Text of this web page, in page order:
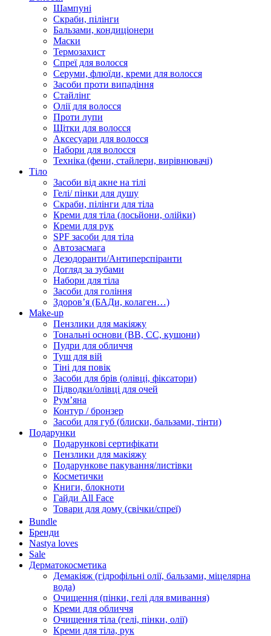
Шампуні
Скраби, пілінги
Бальзами, кондиціонери
Маски
Термозахист
Спреї для волосся
Серуми, флюїди, креми для волосся
Засоби проти випадіння
Стайлінг
Олії для волосся
Проти лупи
Щітки для волосся
Аксесуари для волосся
Набори для волосся
Техніка (фени, стайлери, вирівнювачі)
Тіло
Засоби від акне на тілі
Гелі/ пінки для душу
Скраби, пілінги для тіла
Креми для тіла (лосьйони, олійки)
Креми для рук
SPF засоби для тіла
Автозасмага
Дезодоранти/Антиперспіранти
Догляд за зубами
Набори для тіла
Засоби для гоління
Здоровʼя (БАДи, колаген…)
Make-up
Пензлики для макіяжу
Тональні основи (BB, CC, кушони)
Пудри для обличчя
Туш для вій
Тіні для повік
Засоби для брів (олівці, фіксатори)
Підводки/олівці для очей
Румʼяна
Контур / бронзер
Засоби для губ (блиски, бальзами, тінти)
Подарунки
Подарункові сертифікати
Пензлики для макіяжу
Подарункове пакування/листівки
Косметички
Книги, блокноти
Гайди All Face
Товари для дому (свічки/спреї)
Bundle
Бренди
Nastya loves
Sale
Дерматокосметика
Демакіяж (гідрофільні олії, бальзами, міцелярна
вода)
Очищення (пінки, гелі для вмивання)
Креми для обличчя
Очищення тіла (гелі, пінки, олії)
Креми для тіла, рук